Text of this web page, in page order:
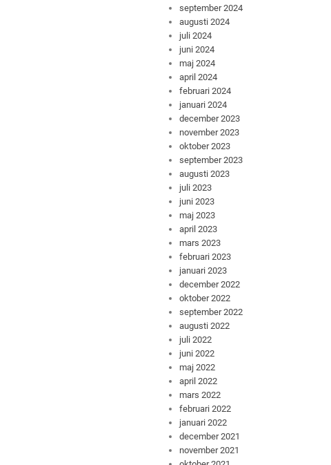
september 2024
augusti 2024
juli 2024
juni 2024
maj 2024
april 2024
februari 2024
januari 2024
december 2023
november 2023
oktober 2023
september 2023
augusti 2023
juli 2023
juni 2023
maj 2023
april 2023
mars 2023
februari 2023
januari 2023
december 2022
oktober 2022
september 2022
augusti 2022
juli 2022
juni 2022
maj 2022
april 2022
mars 2022
februari 2022
januari 2022
december 2021
november 2021